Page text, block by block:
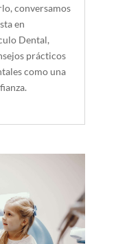
conversamos
en
Dental,
prácticos
como una